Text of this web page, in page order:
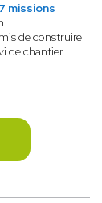
7 missions
de construire
de chantier